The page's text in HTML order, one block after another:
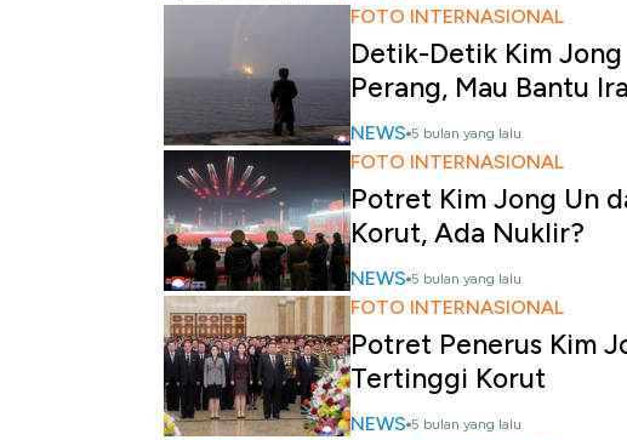
FOTO INTERNASIONAL
Detik-Detik Kim
Perang, Mau Bantu
NEWS 5 bulan yang lalu
FOTO INTERNASIONAL
Potret Kim Jong Un
Korut, Ada Nuklir?
NEWS 5 bulan yang lalu
FOTO INTERNASIONAL
Potret Penerus Kim
Tertinggi Korut
NEWS 5 bulan yang lalu